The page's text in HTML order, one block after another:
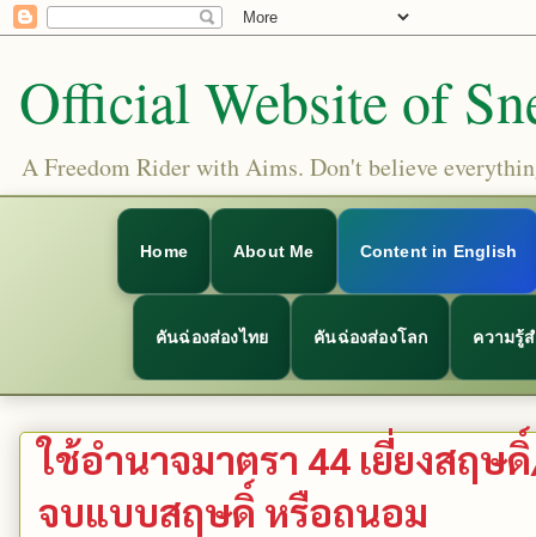
Official Website of
A Freedom Rider with Aims. Don't believe
Home About Me Content in English
คันฉ่องส่องไทย คันฉ่องส่องโลก ความรู้
ใช้อำนาจมาตรา 44 เยี่ยงสฤ
จบแบบสฤษดิ์ หรือถนอม